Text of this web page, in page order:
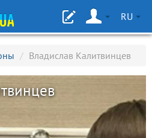
RU
/ Владислав Калитвинцев